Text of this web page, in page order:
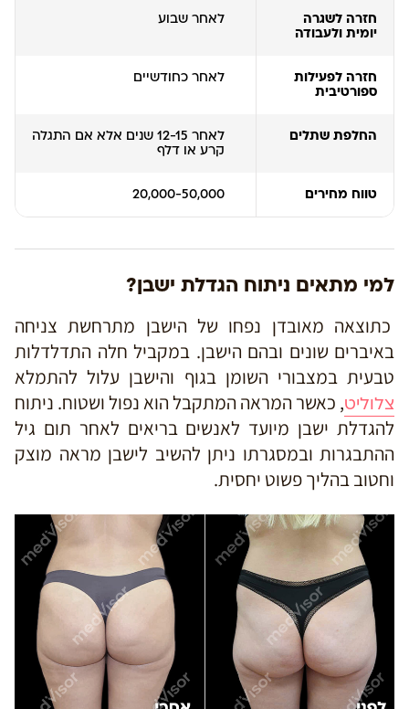
חזרה לשגרה
יומית ולעבודה
לאחר שבוע
חזרה לפעילות
ספורטיבית
לאחר כחודשיים
החלפת שתלים
לאחר 12-15 שנים אלא אם התגלה
קרע או דלף
טווח מחירים 20,000-50,000
למי מתאים ניתוח הגדלת ישבן?
כתוצאה מאובדן נפחו של הישבן מתרחשת צניחה
באיברים שונים ובהם הישבן. במקביל חלה התדלדלות
טבעית במצבורי השומן בגוף והישבן עלול להתמלא
צלוליט, כאשר המראה המתקבל הוא נפול ושטוח. ניתוח
להגדלת ישבן מיועד לאנשים בריאים לאחר תום גיל
ההתבגרות ובמסגרתו ניתן להשיב לישבן מראה מוצק
וחטוב בהליך פשוט יחסית.